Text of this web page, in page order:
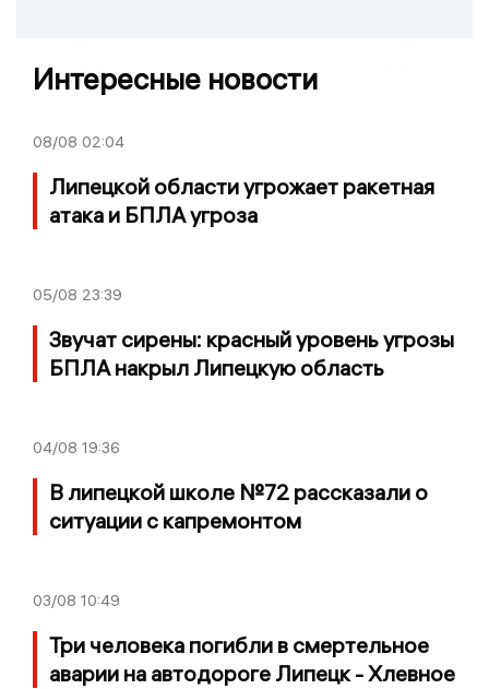
Интересные новости
08/08 02:04
Липецкой области угрожает ракетная
атака и БПЛА угроза
05/08 23:39
Звучат сирены: красный уровень угрозы
БПЛА накрыл Липецкую область
04/08 19:36
В липецкой школе №72 рассказали о
ситуации с капремонтом
03/08 10:49
Три человека погибли в смертельное
аварии на автодороге Липецк - Хлевное